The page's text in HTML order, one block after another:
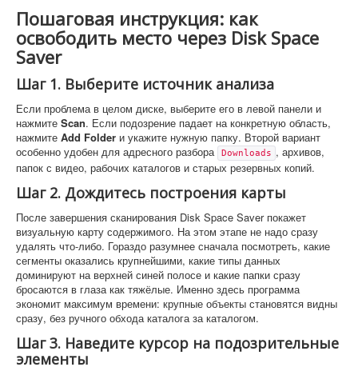
Пошаговая инструкция: как
освободить место через Disk Space
Saver
Шаг 1. Выберите источник анализа
Если проблема в целом диске, выберите его в левой панели и
нажмите Scan. Если подозрение падает на конкретную область,
нажмите Add Folder и укажите нужную папку. Второй вариант
особенно удобен для адресного разбора
Downloads , архивов,
папок с видео, рабочих каталогов и старых резервных копий.
Шаг 2. Дождитесь построения карты
После завершения сканирования Disk Space Saver покажет
визуальную карту содержимого. На этом этапе не надо сразу
удалять что-либо. Гораздо разумнее сначала посмотреть, какие
сегменты оказались крупнейшими, какие типы данных
доминируют на верхней синей полосе и какие папки сразу
бросаются в глаза как тяжёлые. Именно здесь программа
экономит максимум времени: крупные объекты становятся видны
сразу, без ручного обхода каталога за каталогом.
Шаг 3. Наведите курсор на подозрительные
элементы